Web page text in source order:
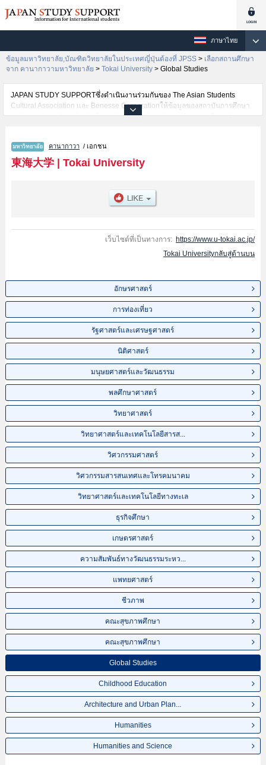
ภาษาไทย
ข้อมูลมหาวิทยาลัย,บัณฑิตวิทยาลัยในประเทศญี่ปุ่นต้องที่ JPSS > เลือกสถานศึกษา
จาก คานากาวามหาวิทยาลัย > Tokai University > Global Studies
JAPAN STUDY SUPPORTซึ่งดำเนินงานร่วมกันของ The Asian Students
Cultural Association และ Benesse Corporationให้ข้อมูลของสถาบันการศึกษา
ระดับมหาวิทยาลัย・บัณฑิตวิทยาลัย・วิทยาลัยระดับอนุปริญญา・วิทยาลัย
เช่นข้อมูลของแต่ละคณะ,ข้อมูลการสอบคัดเลือกเข้าศึกษาเช่นจำนวนคนที่รับ
สมัครหรือจำนวนคนที่ผ่านการสอบคัดเลือกเป็นต้น,แนะนำสถานที่,การเดินทาง
เป็นต้นไว้ด้วยดังนั้นขอเชิญใช้บริการค้นหาข้อมูลตามอัธยาศัย
คานากาวา / เอกชน
東海大学| Tokai University
เว็บไซต์ที่เป็นทางการ: https://www.u-tokai.ac.jp/
Tokai Universityกลับสู่ด้านบน
อักษรศาสตร์
การท่องเที่ยว
รัฐศาสตร์และเศรษฐศาสตร์
นิติศาสตร์
มนุษยศาสตร์และวัฒนธรรม
พลศึกษาศาสตร์
วิทยาศาสตร์
วิทยาศาสตร์และเทคโนโลยีสารส...
วิศวกรรมศาสตร์
วิศวกรรมสารสนเทศและโทรคมนาคม
วิทยาศาสตร์และเทคโนโลยีทางทะเล
ธุรกิจศึกษา
เกษตรศาสตร์
ความสัมพันธ์ทางวัฒนธรรมระหว...
แพทยศาสตร์
ชีวภาพ
คณะสุขภาพศึกษา
คณะสุขภาพศึกษา
Global Studies
Childhood Education
Architecture and Urban Plan...
Humanities
Humanities and Science